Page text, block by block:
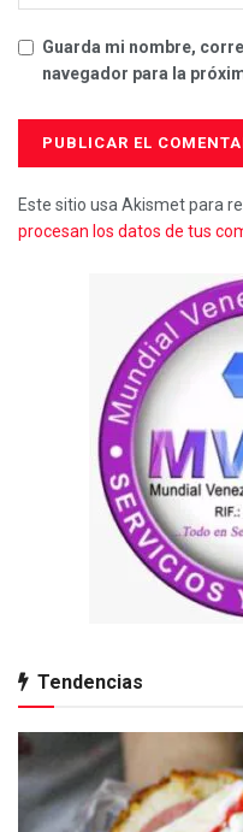
Guarda mi nombre,
navegador para la
Este sitio usa Akismet para
procesan los datos de tus
Tendencias